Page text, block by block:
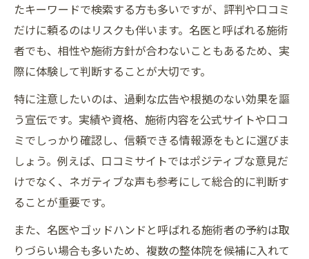
たキーワードで検索する方も多いですが、評判や口コミ
だけに頼るのはリスクも伴います。名医と呼ばれる施術
者でも、相性や施術方針が合わないこともあるため、実
際に体験して判断することが大切です。
特に注意したいのは、過剰な広告や根拠のない効果を謳
う宣伝です。実績や資格、施術内容を公式サイトや口コ
ミでしっかり確認し、信頼できる情報源をもとに選びま
しょう。例えば、口コミサイトではポジティブな意見だ
けでなく、ネガティブな声も参考にして総合的に判断す
ることが重要です。
また、名医やゴッドハンドと呼ばれる施術者の予約は取
りづらい場合も多いため、複数の整体院を候補に入れて